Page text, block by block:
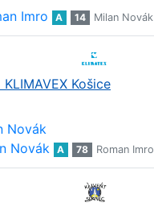
Imro A 14 Milan Novák
KLIMAVEX Košice
Novák
Novák A 78 Roman Imro